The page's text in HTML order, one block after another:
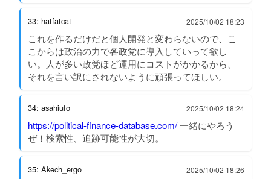
33: hatfatcat 2025/10/02 18:23
これを作るだけだと個人開発と変わらないので、こ
こからは政治の力で各政党に導入していって欲し
い。人が多い政党ほど運用にコストがかかるから、
それを言い訳にされないように頑張ってほしい。
34: asahiufo 2025/10/02 18:24
https://political-finance-database.com/一緒にやろう
ぜ！検索性、追跡可能性が大切。
35: Akech_ergo 2025/10/02 18:26